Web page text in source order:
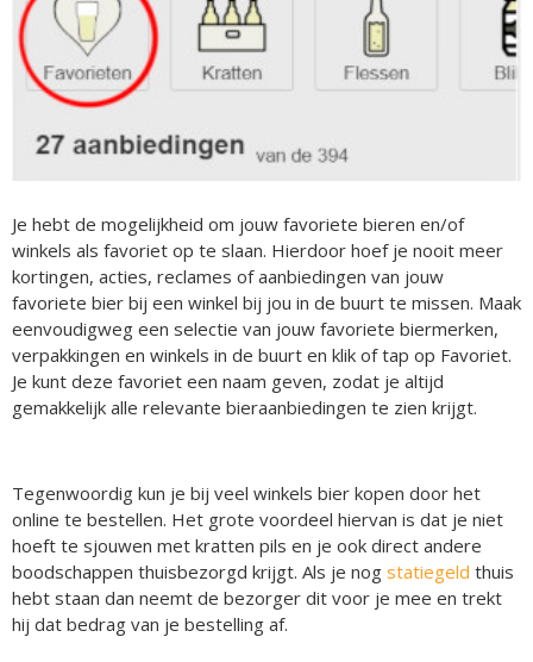
Je hebt de mogelijkheid om jouw favoriete bieren en/of
winkels als favoriet op te slaan. Hierdoor hoef je nooit meer
kortingen, acties, reclames of aanbiedingen van jouw
favoriete bier bij een winkel bij jou in de buurt te missen. Maak
eenvoudigweg een selectie van jouw favoriete biermerken,
verpakkingen en winkels in de buurt en klik of tap op Favoriet.
Je kunt deze favoriet een naam geven, zodat je altijd
gemakkelijk alle relevante bieraanbiedingen te zien krijgt.
Tegenwoordig kun je bij veel winkels bier kopen door het
online te bestellen. Het grote voordeel hiervan is dat je niet
hoeft te sjouwen met kratten pils en je ook direct andere
boodschappen thuisbezorgd krijgt. Als je nog statiegeld thuis
hebt staan dan neemt de bezorger dit voor je mee en trekt
hij dat bedrag van je bestelling af.